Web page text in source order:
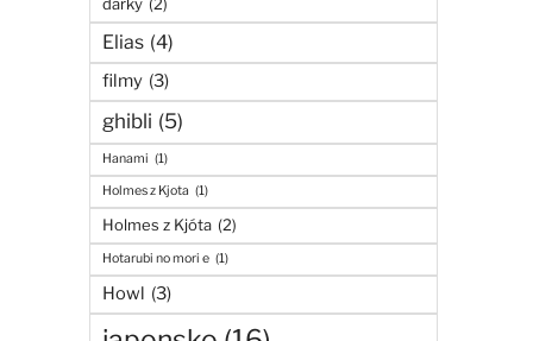
dárky (2)
Elias (4)
filmy (3)
ghibli (5)
Hanami (1)
Holmes z Kjota (1)
Holmes z Kjóta (2)
Hotarubi no mori e (1)
Howl (3)